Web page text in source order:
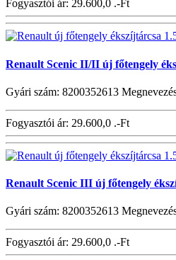
Fogyasztói ár: 29.600,0 .-Ft
Renault Scenic II/II új főtengely
Gyári szám: 8200352613
Fogyasztói ár: 29.600,0 .-Ft
Renault Scenic III új főtengely
Gyári szám: 8200352613
Fogyasztói ár: 29.600,0 .-Ft